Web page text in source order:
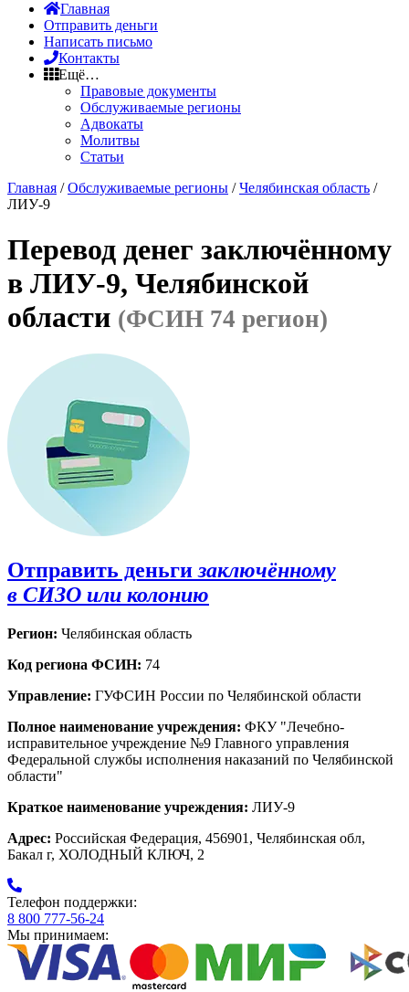
Главная
Отправить деньги
Написать письмо
Контакты
Ещё…
Правовые документы
Обслуживаемые регионы
Адвокаты
Молитвы
Статьи
Главная /Обслуживаемые регионы /Челябинская область /
ЛИУ-9
Перевод денег заключённому
в ЛИУ-9, Челябинской
области (ФСИН 74 регион)
Отправить деньги заключённому
в СИЗО или колонию
Регион: Челябинская область
Код региона ФСИН: 74
Управление: ГУФСИН России по Челябинской области
Полное наименование учреждения: ФКУ "Лечебно-
исправительное учреждение №9 Главного управления
Федеральной службы исполнения наказаний по Челябинской
области"
Краткое наименование учреждения: ЛИУ-9
Адрес: Российская Федерация, 456901, Челябинская обл,
Бакал г, ХОЛОДНЫЙ КЛЮЧ, 2
Телефон поддержки:
8 800 777-56-24
Мы принимаем: